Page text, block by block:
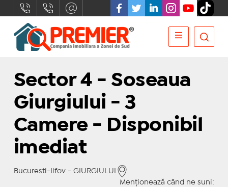
Sector 4 - Soseaua
Giurgiului - 3
Camere - Disponibil
imediat
Bucuresti-Ilfov - GIURGIULUI
Menționează când ne suni: